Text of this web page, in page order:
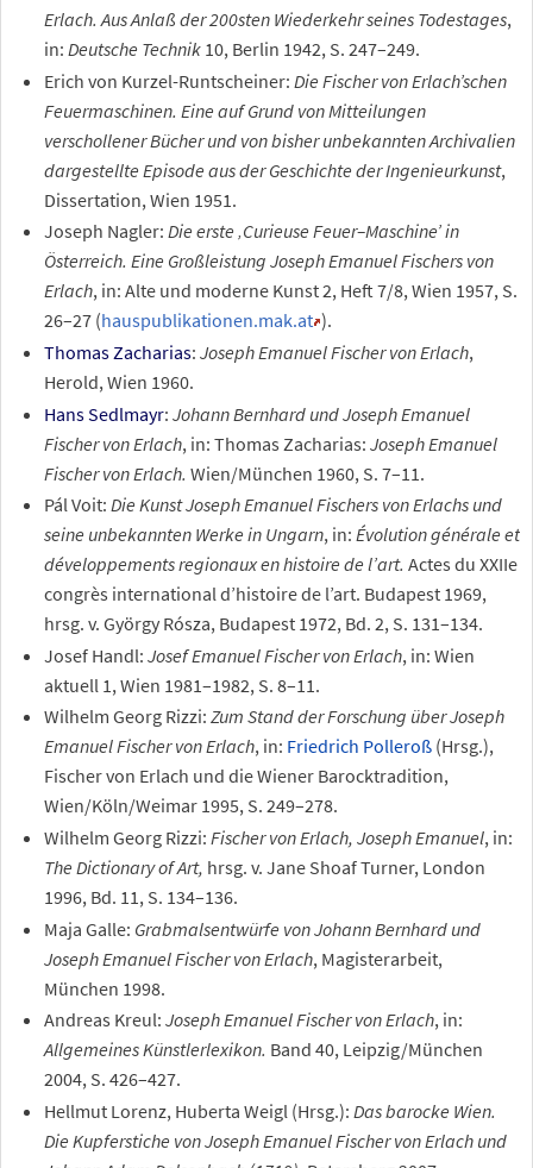
Erlach. Aus Anlaß der 200sten Wiederkehr seines Todestages,
in: Deutsche Technik10, Berlin 1942, S. 247–249.
Erich von Kurzel-Runtscheiner: Die Fischer von Erlach’schen
Feuermaschinen. Eine auf Grund von Mitteilungen
verschollener Bücher und von bisher unbekannten Archivalien
dargestellte Episode aus der Geschichte der Ingenieurkunst,
Dissertation, Wien 1951.
Joseph Nagler: Die erste ‚Curieuse Feuer–Maschine’ in
Österreich. Eine Großleistung Joseph Emanuel Fischers von
Erlach, in: Alte und moderne Kunst 2, Heft 7/8, Wien 1957, S.
26–27 (hauspublikationen.mak.at ).
Thomas Zacharias: Joseph Emanuel Fischer von Erlach,
Herold, Wien 1960.
Hans Sedlmayr: Johann Bernhard und Joseph Emanuel
Fischer von Erlach, in: Thomas Zacharias: Joseph Emanuel
Fischer von Erlach. Wien/München 1960, S. 7–11.
Pál Voit: Die Kunst Joseph Emanuel Fischers von Erlachs und
seine unbekannten Werke in Ungarn, in: Évolution générale et
développements regionaux en histoire de l’art. Actes du XXIIe
congrès international d’histoire de l’art. Budapest 1969,
hrsg. v. György Rósza, Budapest 1972, Bd. 2, S. 131–134.
Josef Handl: Josef Emanuel Fischer von Erlach, in: Wien
aktuell 1, Wien 1981–1982, S. 8–11.
Wilhelm Georg Rizzi: Zum Stand der Forschung über Joseph
Emanuel Fischer von Erlach, in: Friedrich Polleroß(Hrsg.),
Fischer von Erlach und die Wiener Barocktradition,
Wien/Köln/Weimar 1995, S. 249–278.
Wilhelm Georg Rizzi: Fischer von Erlach, Joseph Emanuel, in:
The Dictionary of Art, hrsg. v. Jane Shoaf Turner, London
1996, Bd. 11, S. 134–136.
Maja Galle: Grabmalsentwürfe von Johann Bernhard und
Joseph Emanuel Fischer von Erlach, Magisterarbeit,
München 1998.
Andreas Kreul: Joseph Emanuel Fischer von Erlach, in:
Allgemeines Künstlerlexikon. Band 40, Leipzig/München
2004, S. 426–427.
Hellmut Lorenz, Huberta Weigl (Hrsg.): Das barocke Wien.
Die Kupferstiche von Joseph Emanuel Fischer von Erlach und